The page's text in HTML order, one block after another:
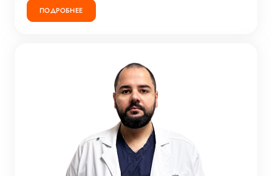
ПОДРОБНЕЕ